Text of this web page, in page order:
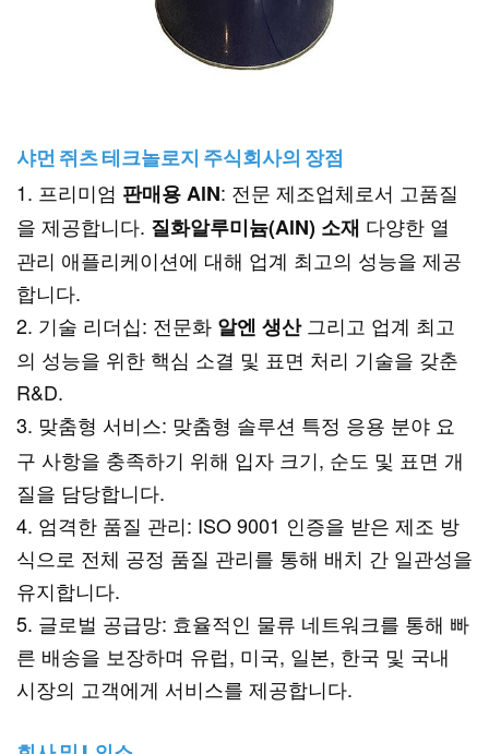
샤먼 쥐츠 테크놀로지 주식회사의 장점
1. 프리미엄 판매용 AlN: 전문 제조업체로서 고품질
을 제공합니다. 질화알루미늄(AlN) 소재 다양한 열
관리 애플리케이션에 대해 업계 최고의 성능을 제공
합니다.
2. 기술 리더십: 전문화 알엔 생산그리고 업계 최고
의 성능을 위한 핵심 소결 및 표면 처리 기술을 갖춘
R&D.
3. 맞춤형 서비스: 맞춤형 솔루션 특정 응용 분야 요
구 사항을 충족하기 위해 입자 크기, 순도 및 표면 개
질을 담당합니다.
4. 엄격한 품질 관리: ISO 9001 인증을 받은 제조 방
식으로 전체 공정 품질 관리를 통해 배치 간 일관성을
유지합니다.
5. 글로벌 공급망: 효율적인 물류 네트워크를 통해 빠
른 배송을 보장하며 유럽, 미국, 일본, 한국 및 국내
시장의 고객에게 서비스를 제공합니다.